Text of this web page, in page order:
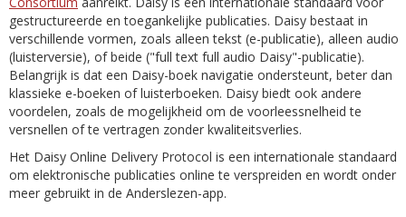
gestructureerde en toegankelijke publicaties. Daisy bestaat in
verschillende vormen, zoals alleen tekst (e-publicatie), alleen audio
(luisterversie), of beide ("full text full audio Daisy"-publicatie).
Belangrijk is dat een Daisy-boek navigatie ondersteunt, beter dan
klassieke e-boeken of luisterboeken. Daisy biedt ook andere
voordelen, zoals de mogelijkheid om de voorleessnelheid te
versnellen of te vertragen zonder kwaliteitsverlies.
Het Daisy Online Delivery Protocol is een internationale standaard
om elektronische publicaties online te verspreiden en wordt onder
meer gebruikt in de Anderslezen-app.